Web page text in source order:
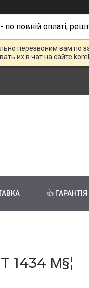
повній оплаті,
перезвоним вам по
их в чат на сайте
👍
Μ§¦